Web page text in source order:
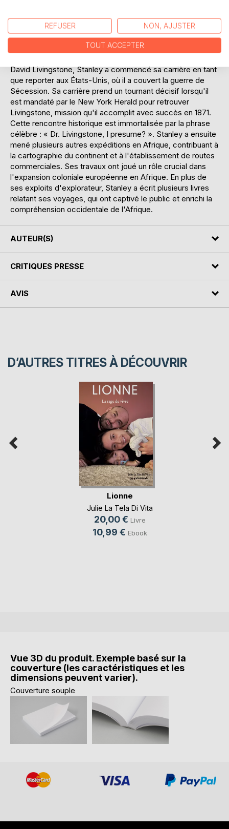
L'AUTEUR :
Henry Morton Stanley, né en 1841 au Pays de Galles et mort
en 1904, est un journaliste et explorateur britannique
renommé pour ses expéditions en Afrique. Connu
David Livingstone, Stanley a commencé sa carrière en tant
que reporter aux États-Unis, où il a couvert la guerre de
Sécession. Sa carrière prend un tournant décisif lorsqu'il
est mandaté par le New York Herald pour retrouver
Livingstone, mission qu'il accomplit avec succès en 1871.
Cette rencontre historique est immortalisée par la phrase
célèbre : « Dr. Livingstone, I presume? ». Stanley a ensuite
mené plusieurs autres expéditions en Afrique, contribuant à
la cartographie du continent et à l'établissement de routes
commerciales. Ses travaux ont joué un rôle crucial dans
l'expansion coloniale européenne en Afrique. En plus de
ses exploits d'explorateur, Stanley a écrit plusieurs livres
relatant ses voyages, qui ont captivé le public et enrichi la
compréhension occidentale de l'Afrique.
AUTEUR(S)
CRITIQUES PRESSE
AVIS
D’AUTRES TITRES À DÉCOUVRIR
Lionne
Julie La Tela Di Vita
20,00 € Livre
10,99 € Ebook
Vue 3D du produit. Exemple basé sur la
couverture (les caractéristiques et les
dimensions peuvent varier).
Couverture souple
REFUSER NON, AJUSTER
TOUT ACCEPTER